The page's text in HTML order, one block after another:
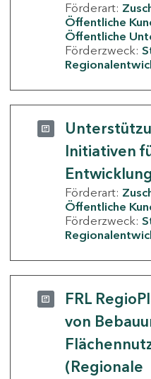
Förderart:
Öffentliche
Öffentliche
Förderzweck:
Initiativen
Entwicklung
Förderart:
Öffentliche
Förderzweck:
FRL
von
(Regionale